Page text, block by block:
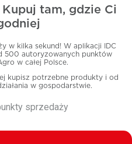
Kupuj tam, gdzie Ci
w kilka sekund! W aplikacji IDC
500 autoryzowanych punktów
w całej Polsce.
kupisz potrzebne produkty i od
w gospodarstwie.